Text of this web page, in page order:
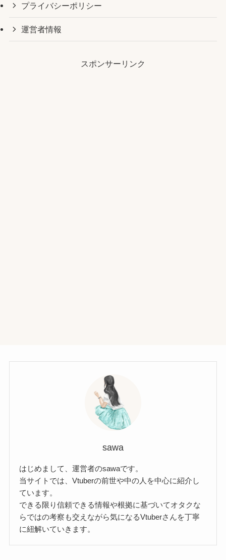
プライバシーポリシー
運営者情報
スポンサーリンク
sawa
はじめまして、運営者のsawaです。
当サイトでは、Vtuberの前世や中の人を中心に紹介し
ています。
できる限り信頼できる情報や根拠に基づいてオタクな
らではの考察も交えながら気になるVtuberさんを丁寧
に紐解いていきます。